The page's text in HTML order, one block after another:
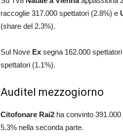
raccoglie 317.000 spettatori (2.8%) e
(share del 2.3%).
Sul Nove Ex segna 162.000
spettatori (1.1%).
Auditel mezzogiorno
Citofonare Rai2 ha convinto
5.3% nella seconda parte.